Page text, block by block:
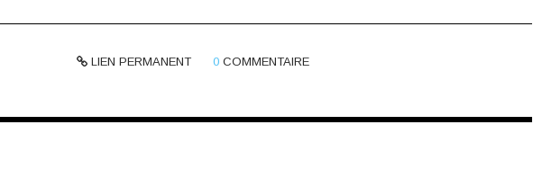
LIEN PERMANENT 0 COMMENTAIRE